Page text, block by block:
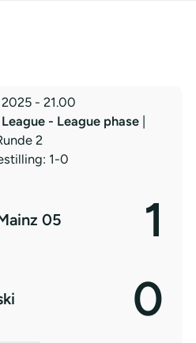
- 21.00
- League phase
2
1-0
05 1
0